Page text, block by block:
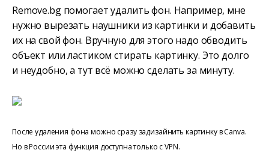
Remove.bg помогает удалить фон. Например, мне
нужно вырезать наушники из картинки и добавить
их на свой фон. Вручную для этого надо обводить
объект или ластиком стирать картинку. Это долго
и неудобно, а тут всё можно сделать за минуту.
После удаления фона можно сразу задизайнить картинку в Canva.
Но в России эта функция доступна только с VPN.